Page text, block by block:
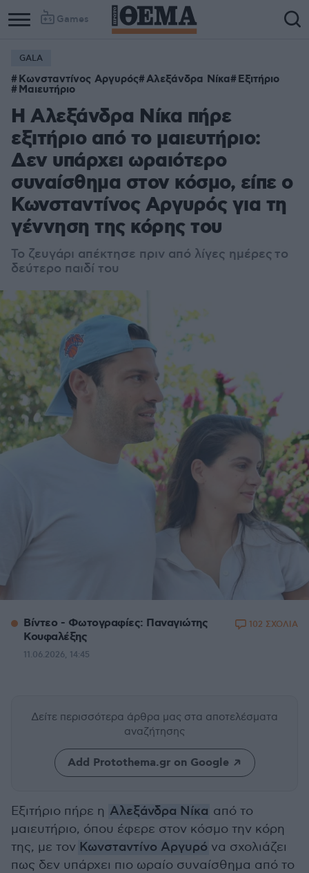
Games
GALA
Κωνσταντίνος Αργυρός Αλεξάνδρα Νίκα Εξιτήριο
Μαιευτήριο
Η Αλεξάνδρα Νίκα πήρε
εξιτήριο από το μαιευτήριο:
Δεν υπάρχει ωραιότερο
συναίσθημα στον κόσμο, είπε ο
Κωνσταντίνος Αργυρός για τη
γέννηση της κόρης του
Το ζευγάρι απέκτησε πριν από λίγες ημέρες το
δεύτερο παιδί του
Βίντεο - Φωτογραφίες: Παναγιώτης
Κουφαλέξης
11.06.2026, 14:45
102 ΣΧΟΛΙΑ
Δείτε περισσότερα άρθρα μας στα αποτελέσματα
αναζήτησης
Add Protothema.gr on Google
Εξιτήριο πήρε η Αλεξάνδρα Νίκα από το
μαιευτήριο, όπου έφερε στον κόσμο την κόρη
της, με τον Κωνσταντίνο Αργυρό να σχολιάζει
πως δεν υπάρχει πιο ωραίο συναίσθημα από το